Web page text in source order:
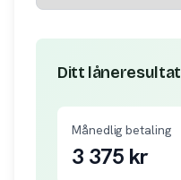
Ditt låneresultat
Månedlig betaling
3 375kr